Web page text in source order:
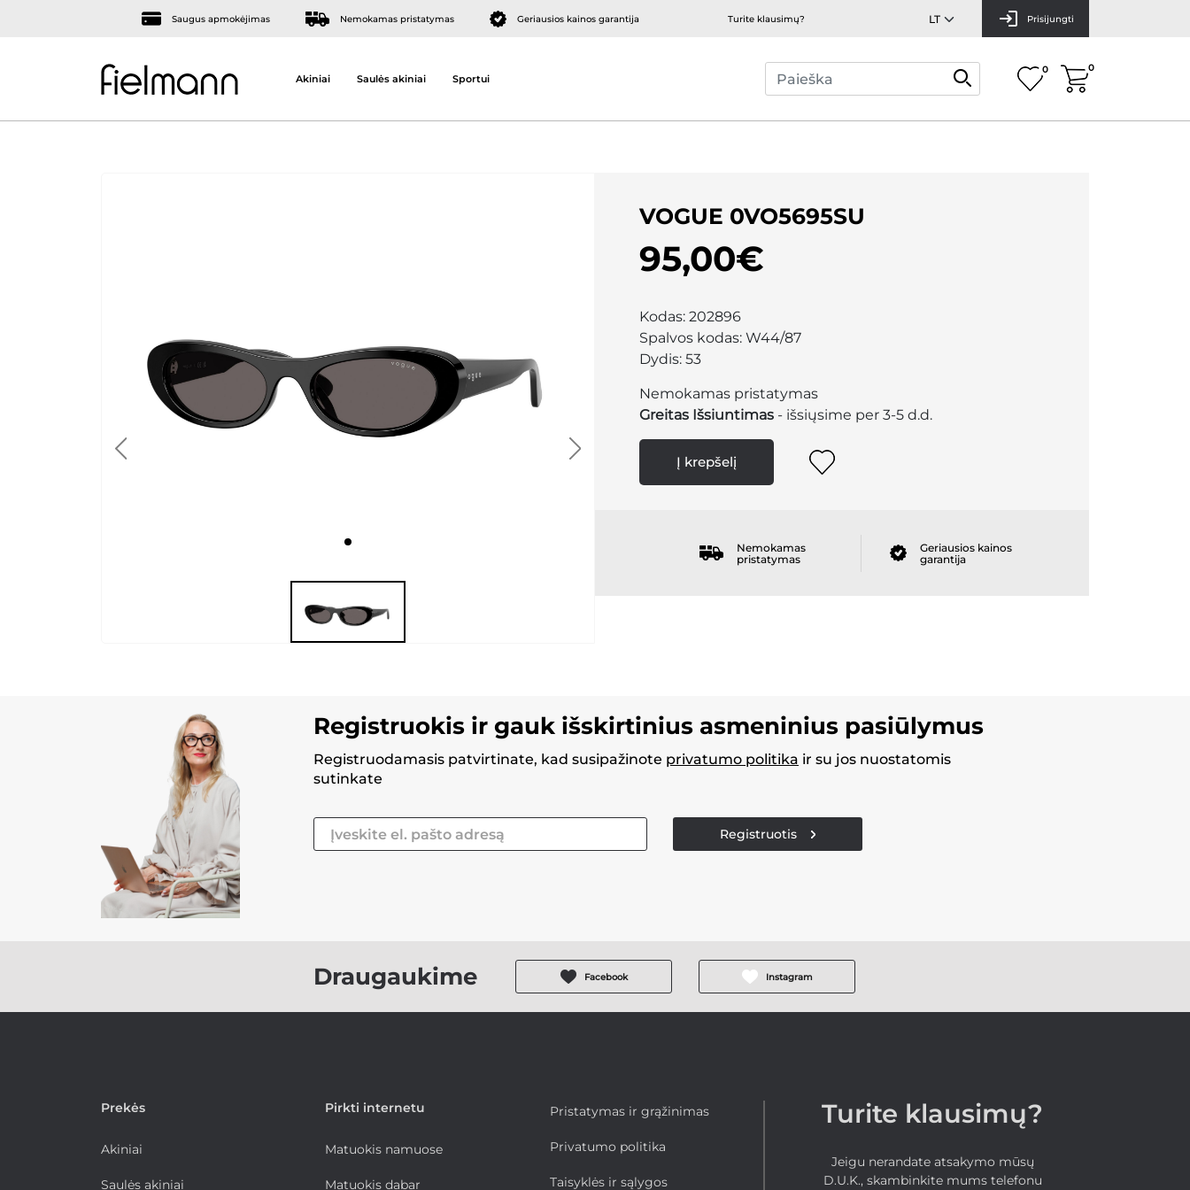
Saugus apmokėjimas Nemokamas pristatymas Geriausios kainos garantija Turite klausimų? Prisijungti
Akiniai Saulės akiniai Sportui
0 0
VOGUE 0VO5695SU
95,00€
Kodas: 202896
Spalvos kodas: W44/87
Dydis: 53
Nemokamas pristatymas
Greitas Išsiuntimas - išsiųsime per 3-5 d.d.
Į krepšelį
Nemokamas
pristatymas
Geriausios kainos
garantija
Registruokis ir gauk išskirtinius asmeninius pasiūlymus
Registruodamasis patvirtinate, kad susipažinote privatumo politika ir su jos nuostatomis
sutinkate
Registruotis
Draugaukime Facebook Instagram
Prekės
Akiniai
Saulės akiniai
Pirkti internetu
Matuokis namuose
Matuokis dabar
Pristatymas ir grąžinimas
Privatumo politika
Taisyklės ir sąlygos
Turite klausimų?
Jeigu nerandate atsakymo mūsų
D.U.K., skambinkite mums telefonu